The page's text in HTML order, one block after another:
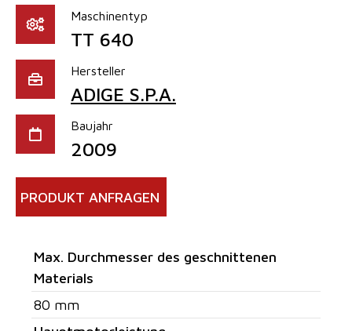
Maschinentyp
TT 640
Hersteller
ADIGE S.P.A.
Baujahr
2009
PRODUKT ANFRAGEN
Max. Durchmesser des geschnittenen
Materials
80 mm